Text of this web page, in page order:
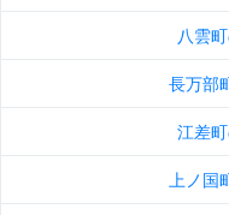
八雲
長万部
江差
上ノ国